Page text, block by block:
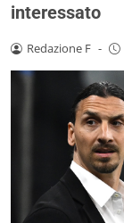
interessato
Redazione F -